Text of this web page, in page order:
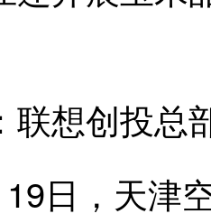
想创投总
，天津空